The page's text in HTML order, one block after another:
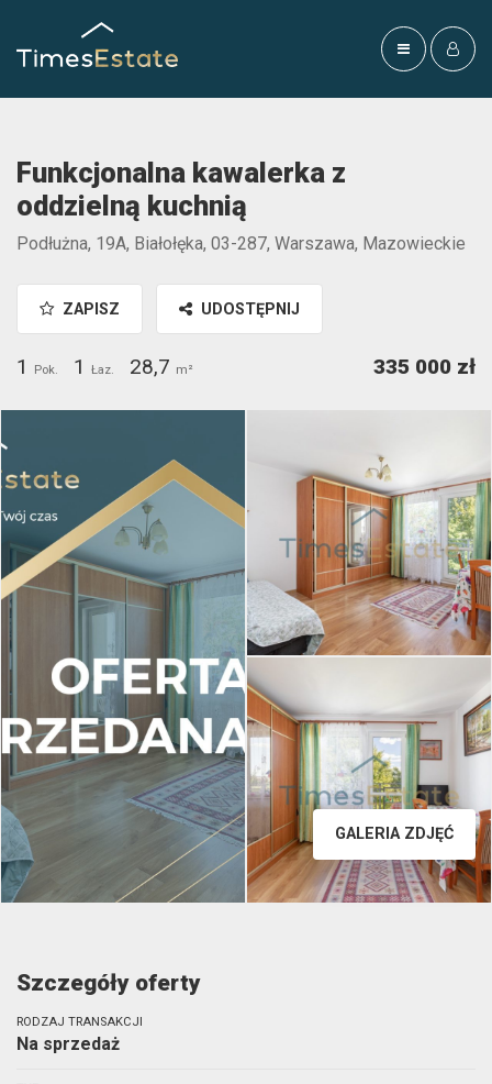
Funkcjonalna kawalerka z
oddzielną kuchnią
Podłużna, 19A, Białołęka, 03-287, Warszawa, Mazowieckie
ZAPISZ UDOSTĘPNIJ
1 Pok. 1 Łaz. 28,7 m² 335 000 zł
GALERIA ZDJĘĆ
Szczegóły oferty
RODZAJ TRANSAKCJI
Na sprzedaż